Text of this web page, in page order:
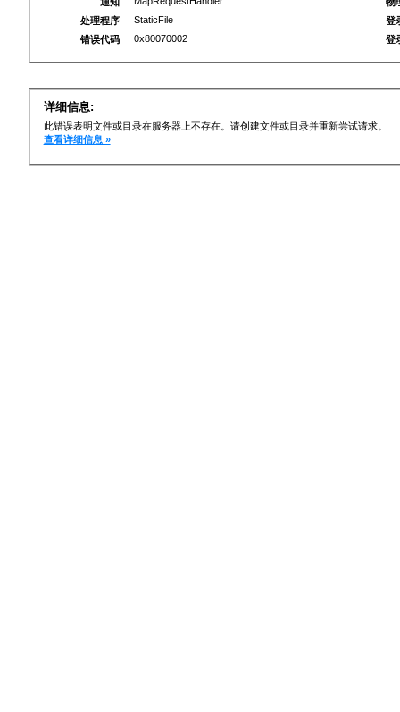
处理程序
StaticFile
错误代码
0x80070002
登
登
详细信息:
此错误表明文件或目录在服务器上不存在。请创建文件或目录并重新尝试请求。
查看详细信息 »